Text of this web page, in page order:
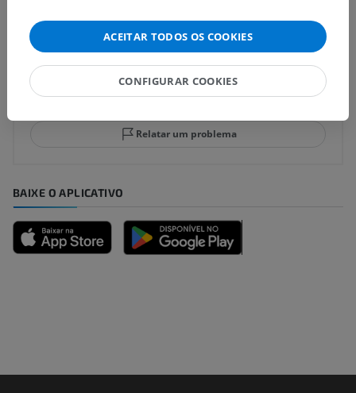
Encontrou um erro?
Não hesite em nos sugerir uma correção, tradução ou
melhora de conteúdo.
Relatar um problema
BAIXE O APLICATIVO
ACEITAR TODOS OS COOKIES
CONFIGURAR COOKIES